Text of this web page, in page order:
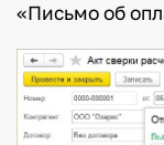
«Письмо об